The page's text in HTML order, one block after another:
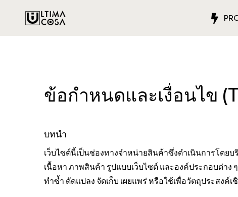
ข้อกำหนดและเงื่อนไข
บทนำ
เว็บไซต์นี้เป็นช่องทางจำหน่ายสินค้าซึ่งดำเนินการโดยบ
เนื้อหา ภาพสินค้า รูปแบบเว็บไซต์ และองค์ประกอบต่
ทำซ้ำ ดัดแปลง จัดเก็บ เผยแพร่ หรือใช้เพื่อวัตถุประสง